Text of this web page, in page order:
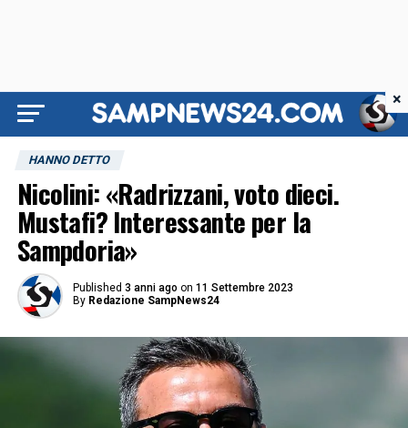
HANNO DETTO
Nicolini: «Radrizzani, voto dieci.
Mustafi? Interessante per la
Sampdoria»
Published 3 anni ago on 11 Settembre 2023
By Redazione SampNews24
×